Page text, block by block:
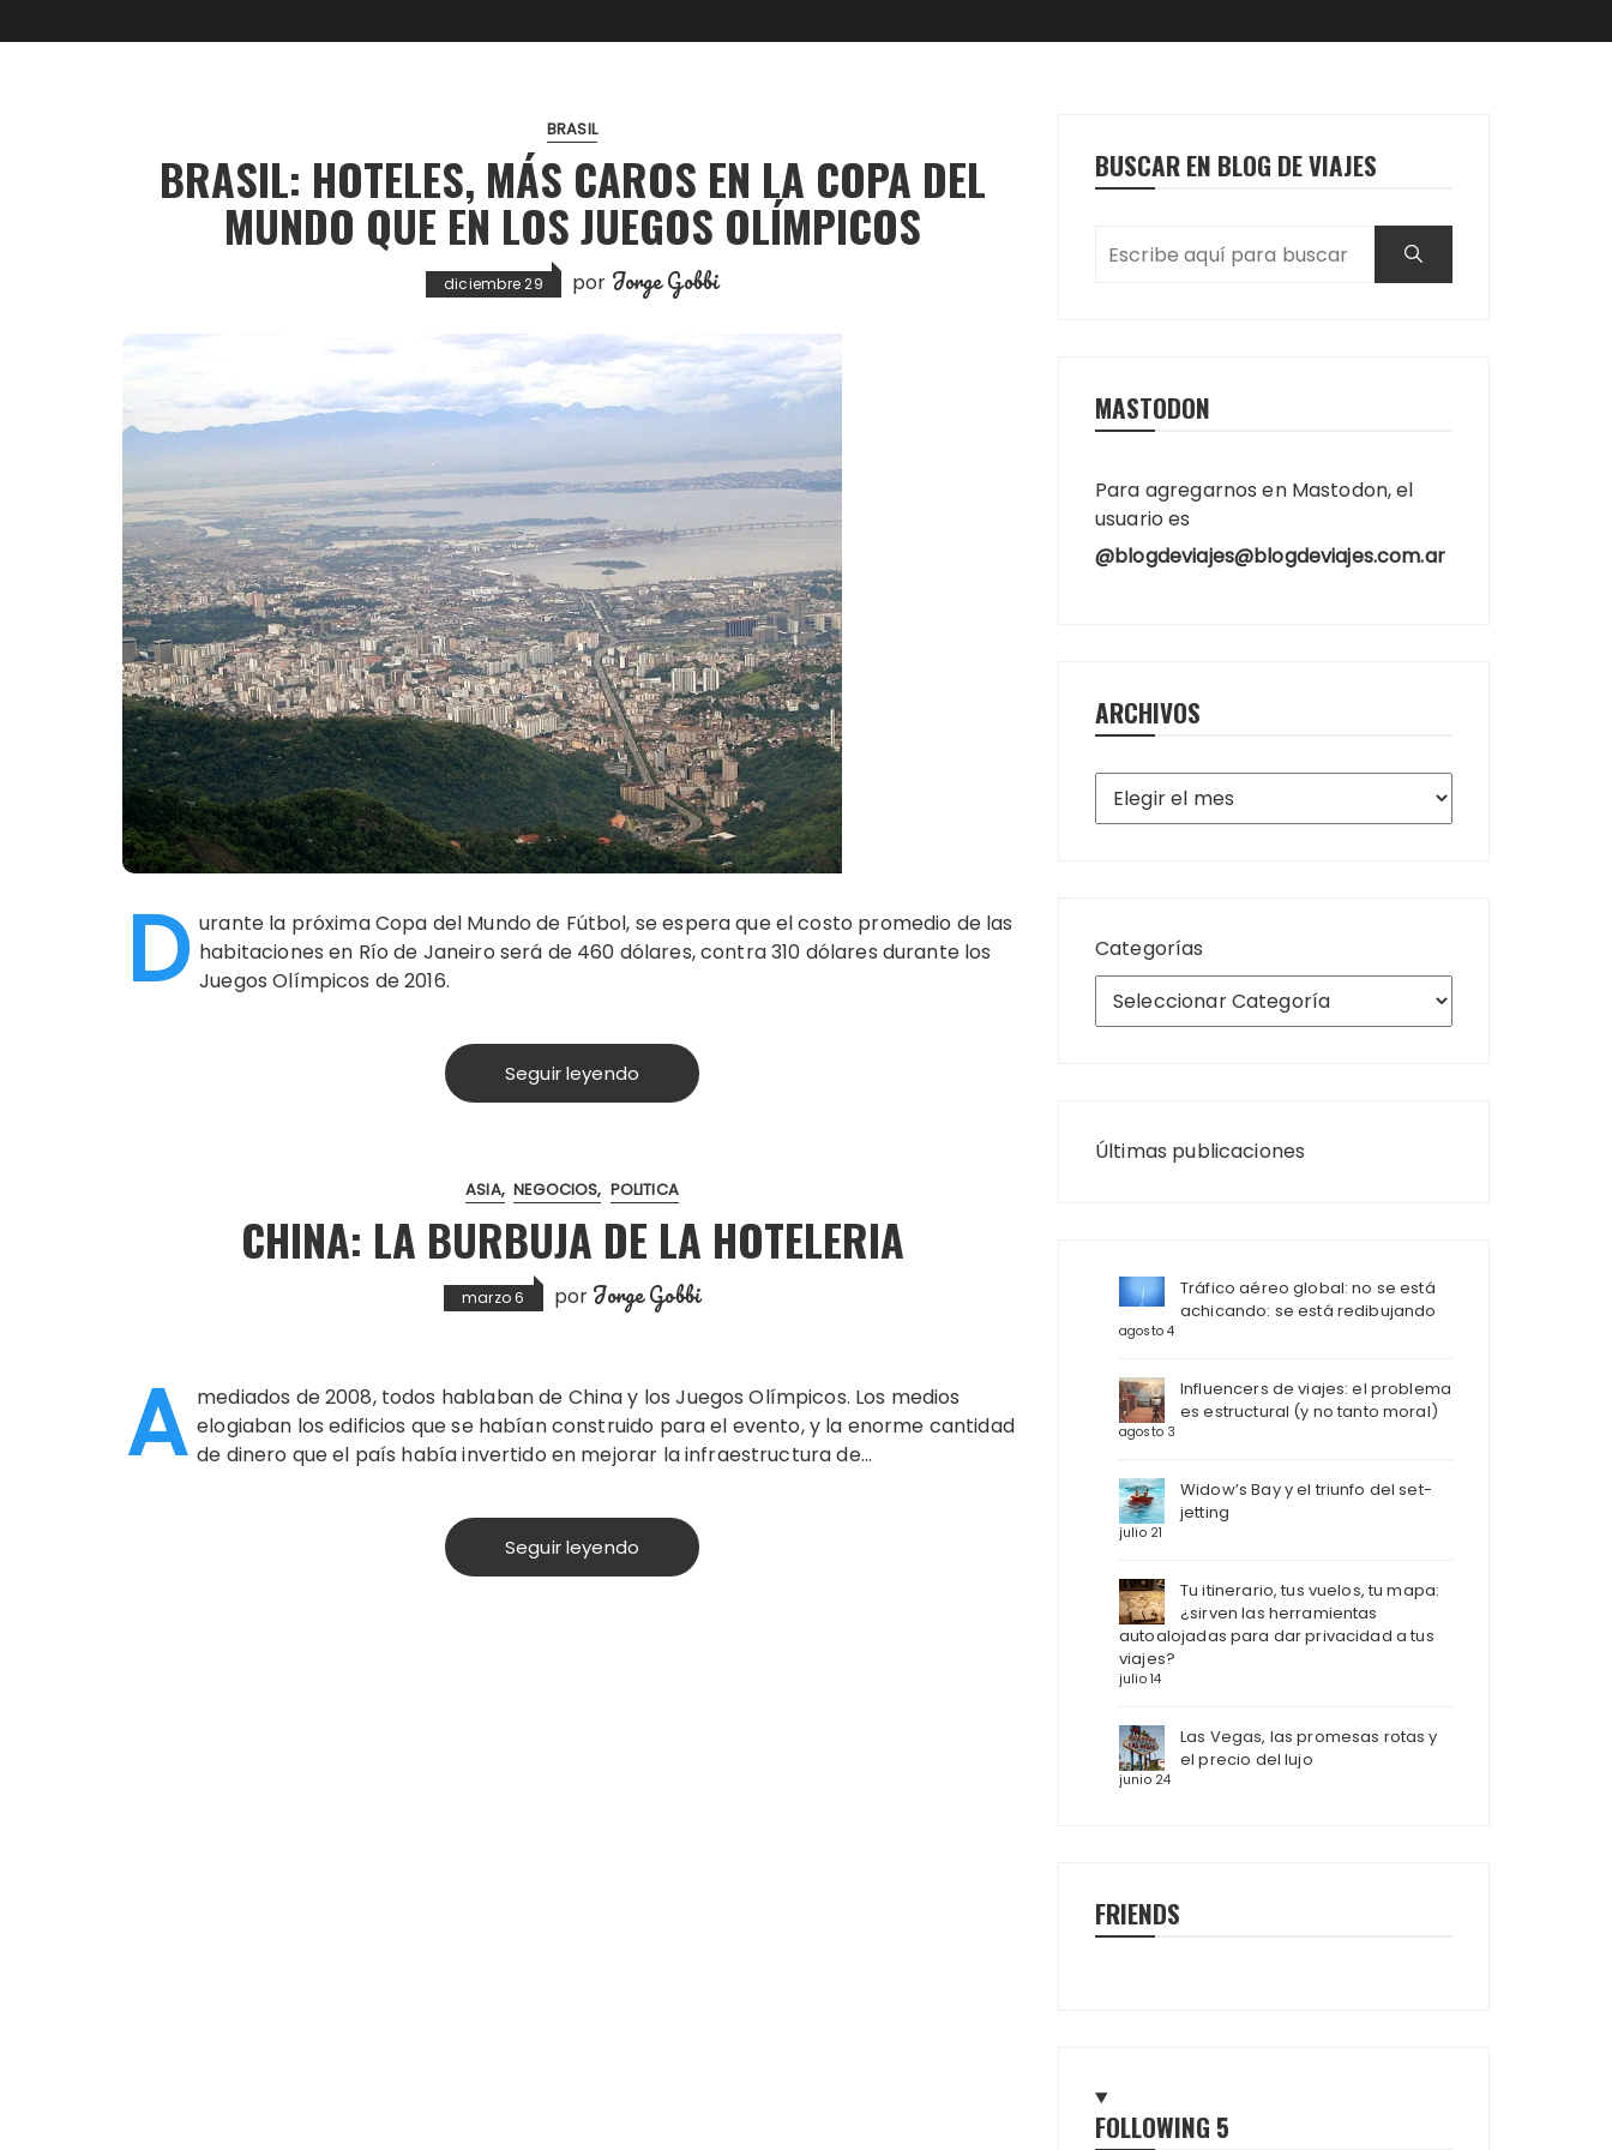
BRASIL
BRASIL: HOTELES, MÁS CAROS EN LA COPA DEL
MUNDO QUE EN LOS JUEGOS OLÍMPICOS
diciembre 29 por Jorge Gobbi
D urante la próxima Copa del Mundo de Fútbol, se espera que el costo promedio de las
habitaciones en Río de Janeiro será de 460 dólares, contra 310 dólares durante los
Juegos Olímpicos de 2016.
Seguir leyendo
ASIA NEGOCIOS POLITICA
CHINA: LA BURBUJA DE LA HOTELERIA
marzo 6 por Jorge Gobbi
A mediados de 2008, todos hablaban de China y los Juegos Olímpicos. Los medios
elogiaban los edificios que se habían construido para el evento, y la enorme cantidad
de dinero que el país había invertido en mejorar la infraestructura de…
Seguir leyendo
BUSCAR EN BLOG DE VIAJES
MASTODON
Para agregarnos en Mastodon, el
usuario es
@blogdeviajes@blogdeviajes.com.ar
ARCHIVOS
Archivos
Categorías
Últimas publicaciones
Tráfico aéreo global: no se está
achicando: se está redibujando
agosto 4
Influencers de viajes: el problema
es estructural (y no tanto moral)
agosto 3
Widow’s Bay y el triunfo del set-
jetting
julio 21
Tu itinerario, tus vuelos, tu mapa:
¿sirven las herramientas
autoalojadas para dar privacidad a tus
viajes?
julio 14
Las Vegas, las promesas rotas y
el precio del lujo
junio 24
FRIENDS
FOLLOWING 5